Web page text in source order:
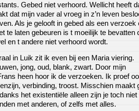
Gebed niet verhoord. Wellicht heeft
dat mijn vader al vroeg in z’n leven
Als je gelooft in gebed als een verzoek
te laten gebeuren is t moeilijk te bevatten
en t andere niet verhoord wordt.
in Luik zit ik even bij een Maria viering.
jong, oud, blank, zwart. Door mijn
heen hoor ik de verzoeken. Ik proef
verbinding, troost. Misschien maakt
het existentiële alleen zijn je toch niet
met anderen, of zelfs met alles.